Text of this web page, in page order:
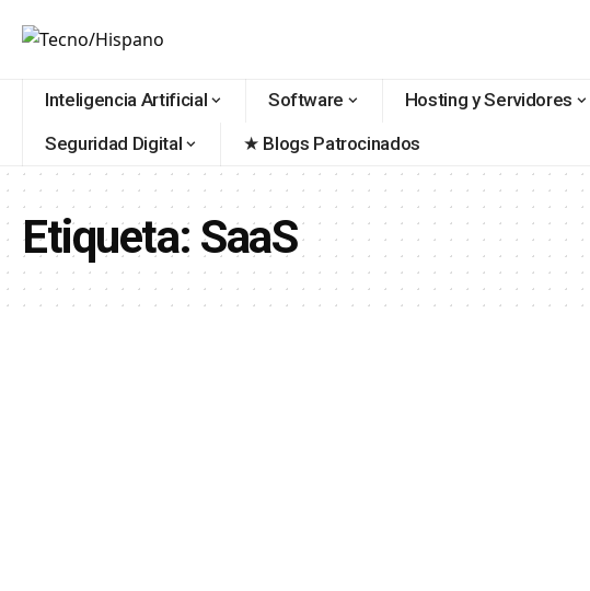
Inteligencia Artificial Software Hosting y Servidores
Seguridad Digital
★ Blogs Patrocinados
Etiqueta: SaaS